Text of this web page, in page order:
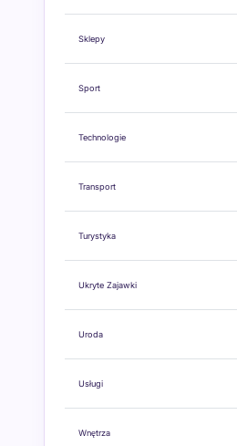
Sklepy
Sport
Technologie
Transport
Turystyka
Ukryte Zajawki
Uroda
Usługi
Wnętrza